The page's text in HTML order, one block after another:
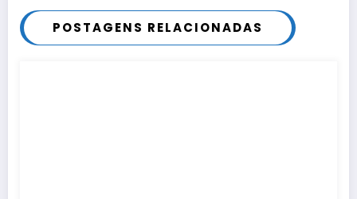
POSTAGENS RELACIONADAS